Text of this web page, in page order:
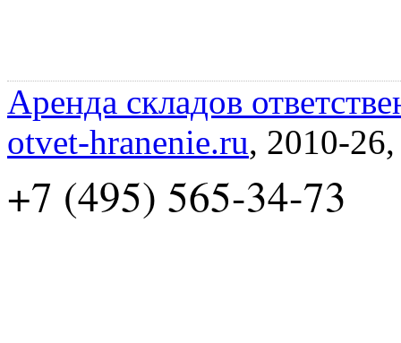
Аренда складов
otvet-hranenie.ru, 2010-
+7 (495) 565-34-73